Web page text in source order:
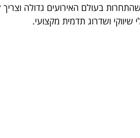
בעולם האירועים גדולה
שיווקי ושדרוג תדמית מקצועי.